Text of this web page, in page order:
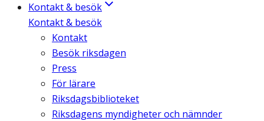
Kontakt & besök
Kontakt & besök
Kontakt
Besök riksdagen
Press
För lärare
Riksdagsbiblioteket
Riksdagens myndigheter och nämnder